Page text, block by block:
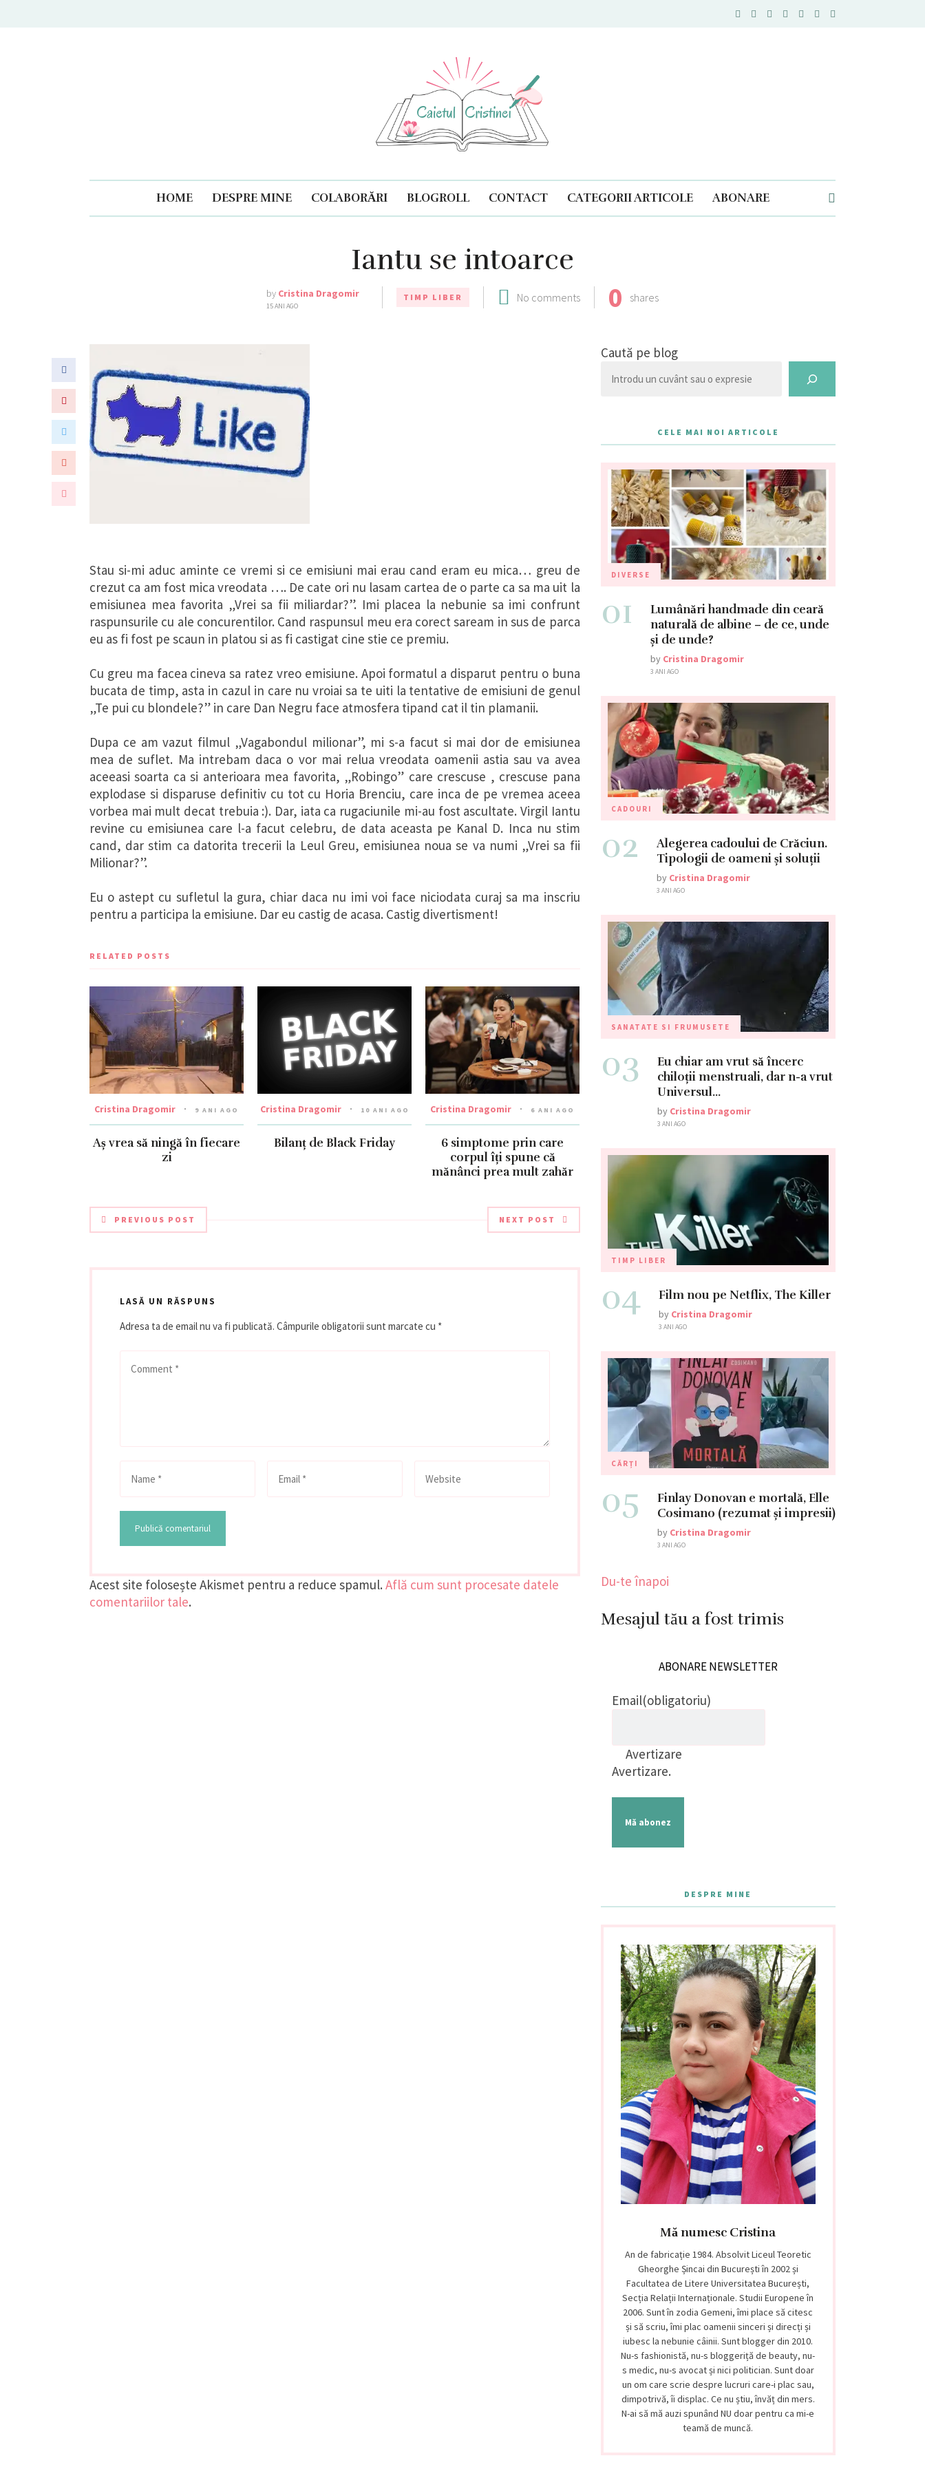
HOME DESPRE MINE COLABORĂRI BLOGROLL CONTACT CATEGORII ARTICOLE ABONARE
Iantu se intoarce
by Cristina Dragomir
15 ANI AGO
TIMP LIBER No comments 0 shares
Stau si-mi aduc aminte ce vremi si ce emisiuni mai erau cand eram eu mica… greu de
crezut ca am fost mica vreodata …. De cate ori nu lasam cartea de o parte ca sa ma uit la
emisiunea mea favorita „Vrei sa fii miliardar?”. Imi placea la nebunie sa imi confrunt
raspunsurile cu ale concurentilor. Cand raspunsul meu era corect saream in sus de parca
eu as fi fost pe scaun in platou si as fi castigat cine stie ce premiu.
Cu greu ma facea cineva sa ratez vreo emisiune. Apoi formatul a disparut pentru o buna
bucata de timp, asta in cazul in care nu vroiai sa te uiti la tentative de emisiuni de genul
„Te pui cu blondele?” in care Dan Negru face atmosfera tipand cat il tin plamanii.
Dupa ce am vazut filmul „Vagabondul milionar”, mi s-a facut si mai dor de emisiunea
mea de suflet. Ma intrebam daca o vor mai relua vreodata oamenii astia sau va avea
aceeasi soarta ca si anterioara mea favorita, „Robingo” care crescuse , crescuse pana
explodase si disparuse definitiv cu tot cu Horia Brenciu, care inca de pe vremea aceea
vorbea mai mult decat trebuia :). Dar, iata ca rugaciunile mi-au fost ascultate. Virgil Iantu
revine cu emisiunea care l-a facut celebru, de data aceasta pe Kanal D. Inca nu stim
cand, dar stim ca datorita trecerii la Leul Greu, emisiunea noua se va numi „Vrei sa fii
Milionar?”.
Eu o astept cu sufletul la gura, chiar daca nu imi voi face niciodata curaj sa ma inscriu
pentru a participa la emisiune. Dar eu castig de acasa. Castig divertisment!
RELATED POSTS
Cristina Dragomir 9 ANI AGO
Aș vrea să ningă în fiecare
zi
Cristina Dragomir 10 ANI AGO
Bilanț de Black Friday
Cristina Dragomir 6 ANI AGO
6 simptome prin care
corpul îți spune că
mănânci prea mult zahăr
PREVIOUS POST NEXT POST
LASĂ UN RĂSPUNS
Adresa ta de email nu va fi publicată. Câmpurile obligatorii sunt marcate cu *
Acest site folosește Akismet pentru a reduce spamul. Află cum sunt procesate datele
comentariilor tale.
Caută pe blog
CELE MAI NOI ARTICOLE
DIVERSE
01
Lumânări handmade din ceară
naturală de albine – de ce, unde
și de unde?
by Cristina Dragomir
3 ANI AGO
CADOURI
02
Alegerea cadoului de Crăciun.
Tipologii de oameni și soluții
by Cristina Dragomir
3 ANI AGO
SANATATE SI FRUMUSETE
03
Eu chiar am vrut să încerc
chiloții menstruali, dar n-a vrut
Universul…
by Cristina Dragomir
3 ANI AGO
TIMP LIBER
04 Film nou pe Netflix, The Killer
by Cristina Dragomir
3 ANI AGO
CĂRȚI
05
Finlay Donovan e mortală, Elle
Cosimano (rezumat și impresii)
by Cristina Dragomir
3 ANI AGO
Du-te înapoi
Mesajul tău a fost trimis
ABONARE NEWSLETTER
Email(obligatoriu)
Avertizare
Avertizare.
Mă abonez
DESPRE MINE
Mă numesc Cristina
An de fabricație 1984. Absolvit Liceul Teoretic
Gheorghe Șincai din București în 2002 și
Facultatea de Litere Universitatea București,
Secția Relații Internaționale. Studii Europene în
2006. Sunt în zodia Gemeni, îmi place să citesc
și să scriu, îmi plac oamenii sinceri și direcți și
iubesc la nebunie câinii. Sunt blogger din 2010.
Nu-s fashionistă, nu-s bloggeriță de beauty, nu-
s medic, nu-s avocat și nici politician. Sunt doar
un om care scrie despre lucruri care-i plac sau,
dimpotrivă, îi displac. Ce nu știu, învăț din mers.
N-ai să mă auzi spunând NU doar pentru ca mi-e
teamă de muncă.